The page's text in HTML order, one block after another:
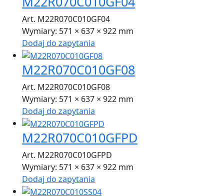
Art. M22R070C010GF04
Wymiary: 571 × 637 × 922 mm
Dodaj do zapytania
M22R070C010GF08
Art. M22R070C010GF08
Wymiary: 571 × 637 × 922 mm
Dodaj do zapytania
M22R070C010GFPD
Art. M22R070C010GFPD
Wymiary: 571 × 637 × 922 mm
Dodaj do zapytania